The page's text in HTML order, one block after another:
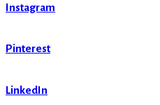
Instagram
Pinterest
LinkedIn